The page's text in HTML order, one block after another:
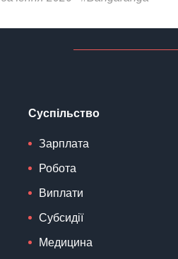
Суспільство
Зарплата
Робота
Виплати
Субсидії
Медицина